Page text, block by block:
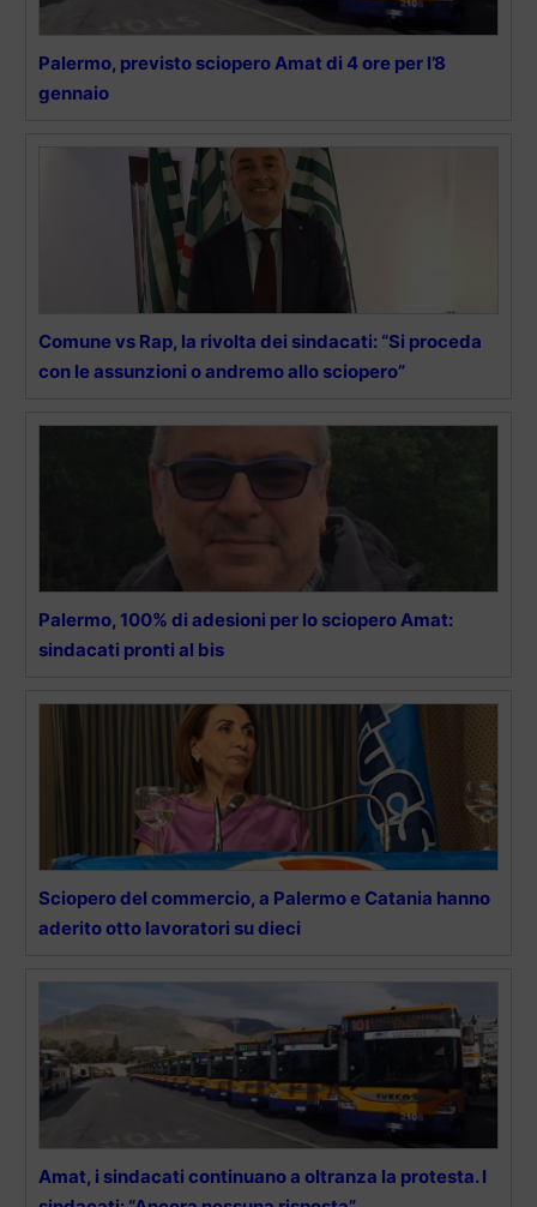
Palermo, previsto sciopero Amat di 4 ore per l’8
gennaio
Comune vs Rap, la rivolta dei sindacati: “Si proceda
con le assunzioni o andremo allo sciopero”
Palermo, 100% di adesioni per lo sciopero Amat:
sindacati pronti al bis
Sciopero del commercio, a Palermo e Catania hanno
aderito otto lavoratori su dieci
Amat, i sindacati continuano a oltranza la protesta. I